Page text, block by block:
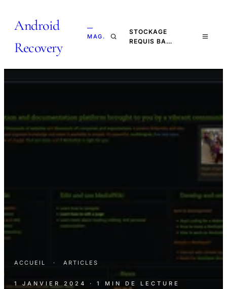
Android
Recovery
—
MAG.
STOCKAGE
REQUIS BA…
ACCUEIL · ARTICLES
1 JANVIER 2024 · 1 MIN DE LECTURE